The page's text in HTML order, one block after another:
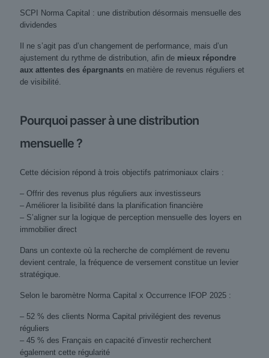
SCPI Norma Capital : une distribution désormais mensuelle des
dividendes
Il ne s’agit pas d’un changement de performance, mais d’un
ajustement du rythme de distribution, afin de mieux répondre
aux attentes des épargnants en matière de revenus réguliers et
de visibilité.
Pourquoi passer à une distribution
mensuelle ?
Cette décision répond à trois objectifs patrimoniaux clairs :
– Offrir des revenus plus réguliers aux investisseurs
– Améliorer la lisibilité dans la planification financière
– S’aligner sur la logique de perception mensuelle des loyers en
immobilier direct
Dans un contexte où la recherche de complément de revenu
devient centrale, la fréquence de versement constitue un levier
stratégique.
Selon le baromètre Norma Capital x Occurrence IFOP 2025 :
– 52 % des clients Norma Capital privilégient des revenus
réguliers
– 45 % des Français en capacité d’investir recherchent
également cette régularité